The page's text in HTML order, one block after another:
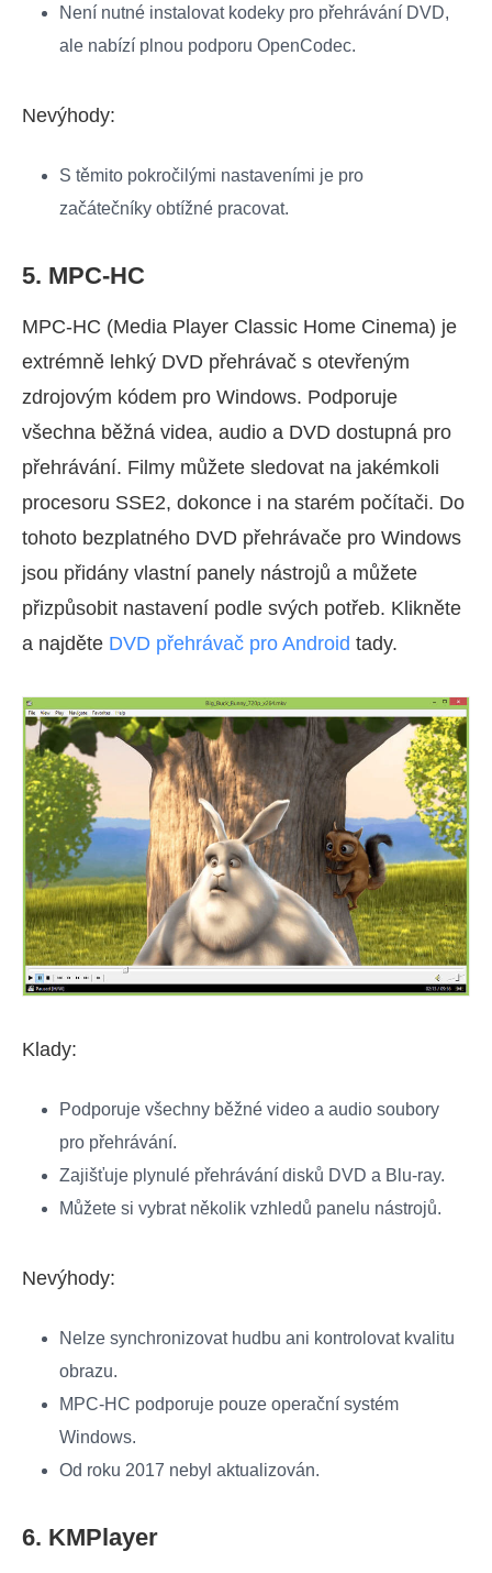
Není nutné instalovat kodeky pro přehrávání DVD,
ale nabízí plnou podporu OpenCodec.
Nevýhody:
S těmito pokročilými nastaveními je pro
začátečníky obtížné pracovat.
5. MPC-HC
MPC-HC (Media Player Classic Home Cinema) je
extrémně lehký DVD přehrávač s otevřeným
zdrojovým kódem pro Windows. Podporuje
všechna běžná videa, audio a DVD dostupná pro
přehrávání. Filmy můžete sledovat na jakémkoli
procesoru SSE2, dokonce i na starém počítači. Do
tohoto bezplatného DVD přehrávače pro Windows
jsou přidány vlastní panely nástrojů a můžete
přizpůsobit nastavení podle svých potřeb. Klikněte
a najděte DVD přehrávač pro Android tady.
Klady:
Podporuje všechny běžné video a audio soubory
pro přehrávání.
Zajišťuje plynulé přehrávání disků DVD a Blu-ray.
Můžete si vybrat několik vzhledů panelu nástrojů.
Nevýhody:
Nelze synchronizovat hudbu ani kontrolovat kvalitu
obrazu.
MPC-HC podporuje pouze operační systém
Windows.
Od roku 2017 nebyl aktualizován.
6. KMPlayer